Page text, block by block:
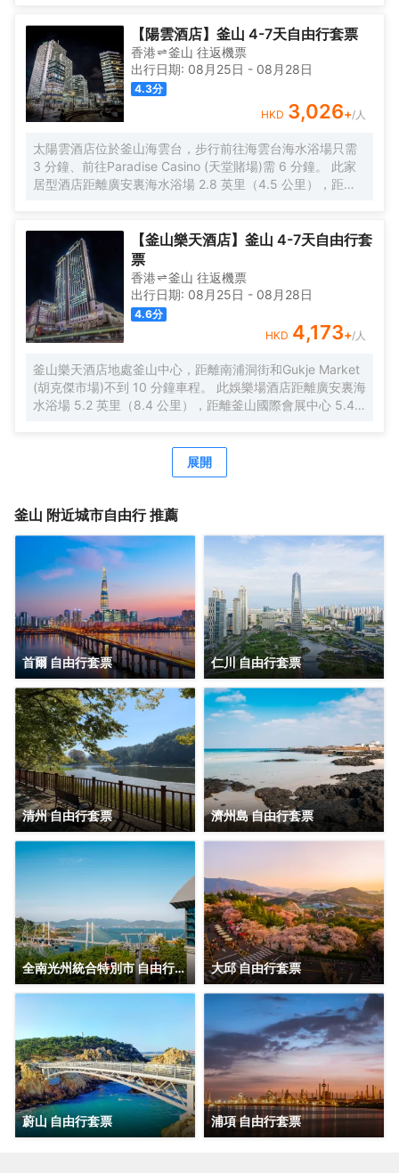
施。此酒店的其他特色包括禮賓服務和宴會廳。 您可以到
Lounge享用一頓美餐，或者去酒店的咖啡館吃些點心。每天
07:00 至 10:00 提供收費的當地美食早餐。 特色服務/設施
包括大堂免費報紙、24 小時前台服務和多語言服務。酒店提
供免費自助停車。 有 159 間客房提供冰箱和平板電視；您定
能在旅途中找到家的舒適。您的卧床備有羽絨被和高檔床上
道可滿足您的娛樂需求。配備淋浴設施的私人浴室提供大花
灑淋浴噴頭和坐浴桶。
【陽雲酒店】釜山 4-7天自由行套票
香港 釜山 往返機票
出行日期: 08月25日 - 08月28日
4.3分
HKD 3,026+/人
太陽雲酒店位於釜山海雲台，步行前往海雲台海水浴場只需
3 分鐘、前往Paradise Casino (天堂賭場)需 6 分鐘。 此家
居型酒店距離廣安裏海水浴場 2.8 英里（4.5 公里），距離
店還提供免費 WiFi、遊樂廳/遊戲室和現場救生員。 在太陽
雲酒店，您可以去餐廳享用美餐。每天 7:00 至 10:00 提供
收費的自助式早餐。 特色服務/設施包括24 小時前台服務、
多語言服務和行李寄存。酒店提供免費自助停車。 有 91 間
客房提供冰箱和液晶電視；您定能在旅途中找到家的舒適。
提供免費無線網絡，方便您與朋友保持聯繫；衞星頻道可滿
足您的娛樂需求。浴室提供淋浴設施、免費洗浴用品和坐浴
桶。便利設施包括迷你吧和電熱水壺；而且每天提供客房服
務。
【釜山樂天酒店】釜山 4-7天自由行套
票
香港 釜山 往返機票
出行日期: 08月25日 - 08月28日
4.6分
HKD 4,173+/人
釜山樂天酒店地處釜山中心，距離南浦洞街和Gukje Market
(胡克傑市場)不到 10 分鐘車程。 此娛樂場酒店距離廣安裏海
水浴場 5.2 英里（8.4 公里），距離釜山國際會展中心 5.4
缸是您放鬆身心、恢復精神的理想選擇。此酒店的其他設施
包括免費 WiFi、禮賓服務和酒店內購物。 酒店設有 4 間餐
裏，享受 24 小時送餐服務。此外咖啡館還供應美味點心。
天 6:30 至 10:00 提供收費的自助式早餐。 特色服務/設施包
括免費高速有線上網、商務中心和大堂免費報紙。住客可付
費乘坐24 小時往返機場班車和火車站接車服務。 有 650 間
特色裝修的客房提供冰箱和迷你吧；您定能在旅途中找到家
的舒適。您的卧床備有羽絨被和高檔床上用品。免費提供有
線和無線上網，此外，43 英寸液晶電視提供有線頻道，可滿
足您的娛樂需求。配備淋浴/盆浴組合的私人浴室提供浸泡浴
缸和坐浴桶。
展開
釜山 附近城市自由行 推薦
首爾 自由行套票 仁川 自由行套票
清州 自由行套票 濟州島 自由行套票
全南光州統合特別市 自由行套票 大邱 自由行套票
蔚山 自由行套票 浦項 自由行套票